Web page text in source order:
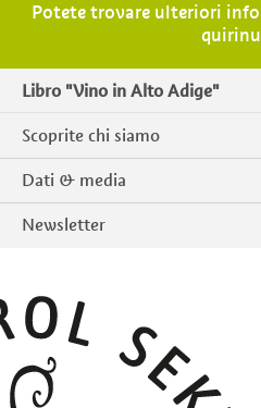
Potete trovare ulteriori
Libro "Vino in Alto Adige"
Scoprite chi siamo
Chi siamo
Contatto
Intranet
Dati & media
Comunicati stampa
Newsletter